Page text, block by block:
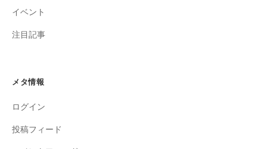
イベント
注目記事
メタ情報
ログイン
投稿フィード